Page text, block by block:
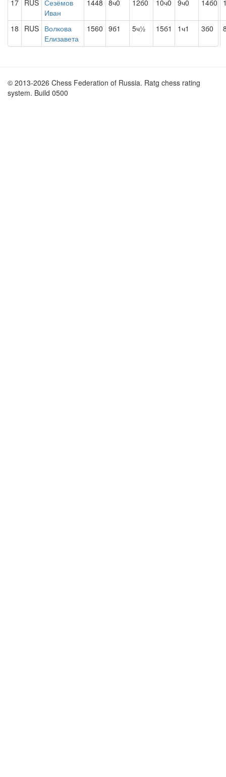
17 RUS Сезёмов
Иван
1448 8ч0 12б0 10ч0 9ч0 14б0
18 RUS Волкова
Елизавета
1560 9б1 5ч½ 15б1 1ч1 3б0
© 2013-2026 Chess Federation of Russia. Ratg chess rating
system. Build 0500